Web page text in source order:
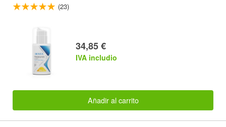
(23)
34,85 €
IVA includio
Añadir al carrito